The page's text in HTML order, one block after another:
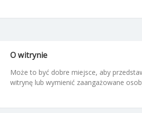
O witrynie
Może to być dobre miejsce, aby
witrynę lub wymienić zaangażowane